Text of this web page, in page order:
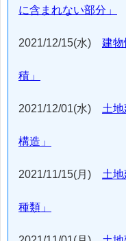
に含まれない部分」
2021/12/15(水) 建
積」
2021/12/01(水) 土
構造」
2021/11/15(月) 土
種類」